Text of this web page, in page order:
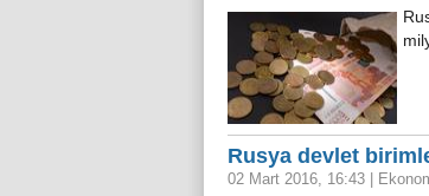
Rusya devlet
02 Mart 2016, 16:43